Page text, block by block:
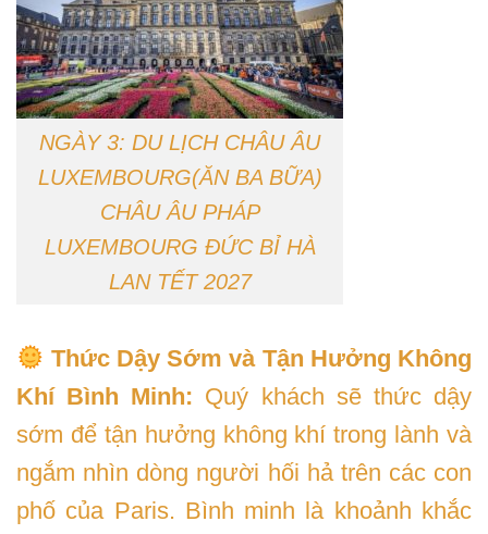
NGÀY 3: DU LỊCH CHÂU ÂU
LUXEMBOURG(ĂN BA BỮA)
CHÂU ÂU PHÁP
LUXEMBOURG ĐỨC BỈ HÀ
LAN TẾT 2027
Thức Dậy Sớm và Tận Hưởng Không
Khí Bình Minh: Quý khách sẽ thức dậy
sớm để tận hưởng không khí trong lành và
ngắm nhìn dòng người hối hả trên các con
phố của Paris. Bình minh là khoảnh khắc